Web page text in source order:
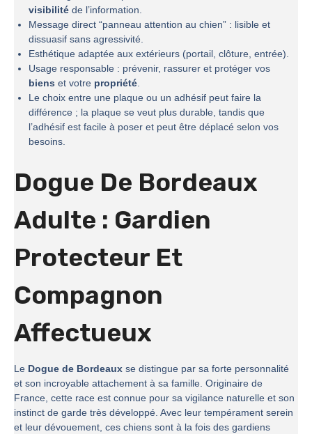
visibilité de l’information.
Message direct “panneau attention au chien” : lisible et
dissuasif sans agressivité.
Esthétique adaptée aux extérieurs (portail, clôture, entrée).
Usage responsable : prévenir, rassurer et protéger vos
biens et votre propriété.
Le choix entre une plaque ou un adhésif peut faire la
différence ; la plaque se veut plus durable, tandis que
l’adhésif est facile à poser et peut être déplacé selon vos
besoins.
Dogue De Bordeaux
Adulte : Gardien
Protecteur Et
Compagnon
Affectueux
Le Dogue de Bordeaux se distingue par sa forte personnalité
et son incroyable attachement à sa famille. Originaire de
France, cette race est connue pour sa vigilance naturelle et son
instinct de garde très développé. Avec leur tempérament serein
et leur dévouement, ces chiens sont à la fois des gardiens